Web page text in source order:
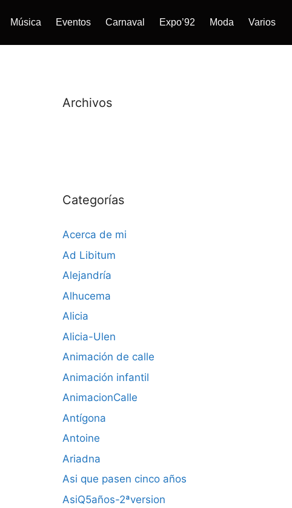
Música Eventos Carnaval Expo’92 Moda Varios
Archivos
Categorías
Acerca de mi
Ad Libitum
Alejandría
Alhucema
Alicia
Alicia-Ulen
Animación de calle
Animación infantil
AnimacionCalle
Antígona
Antoine
Ariadna
Asi que pasen cinco años
AsiQ5años-2ªversion